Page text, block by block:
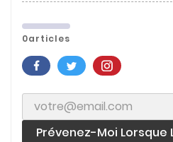
0articles
Prévenez-Moi Lorsque